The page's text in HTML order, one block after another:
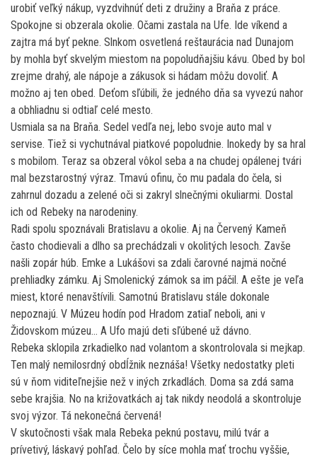
urobiť veľký nákup, vyzdvihnúť deti z družiny a Braňa z práce.
Spokojne si obzerala okolie. Očami zastala na Ufe. Ide víkend a
zajtra má byť pekne. Slnkom osvetlená reštaurácia nad Dunajom
by mohla byť skvelým miestom na popoludňajšiu kávu. Obed by bol
zrejme drahý, ale nápoje a zákusok si hádam môžu dovoliť. A
možno aj ten obed. Deťom sľúbili, že jedného dňa sa vyvezú nahor
a obhliadnu si odtiaľ celé mesto.
Usmiala sa na Braňa. Sedel vedľa nej, lebo svoje auto mal v
servise. Tiež si vychutnával piatkové popoludnie. Inokedy by sa hral
s mobilom. Teraz sa obzeral vôkol seba a na chudej opálenej tvári
mal bezstarostný výraz. Tmavú ofinu, čo mu padala do čela, si
zahrnul dozadu a zelené oči si zakryl slnečnými okuliarmi. Dostal
ich od Rebeky na narodeniny.
Radi spolu spoznávali Bratislavu a okolie. Aj na Červený Kameň
často chodievali a dlho sa prechádzali v okolitých lesoch. Zavše
našli zopár húb. Emke a Lukášovi sa zdali čarovné najmä nočné
prehliadky zámku. Aj Smolenický zámok sa im páčil. A ešte je veľa
miest, ktoré nenavštívili. Samotnú Bratislavu stále dokonale
nepoznajú. V Múzeu hodín pod Hradom zatiaľ neboli, ani v
Židovskom múzeu… A Ufo majú deti sľúbené už dávno.
Rebeka sklopila zrkadielko nad volantom a skontrolovala si mejkap.
Ten malý nemilosrdný obdĺžnik neznáša! Všetky nedostatky pleti
sú v ňom viditeľnejšie než v iných zrkadlách. Doma sa zdá sama
sebe krajšia. No na križovatkách aj tak nikdy neodolá a skontroluje
svoj výzor. Tá nekonečná červená!
V skutočnosti však mala Rebeka peknú postavu, milú tvár a
prívetivý, láskavý pohľad. Čelo by síce mohla mať trochu vyššie,